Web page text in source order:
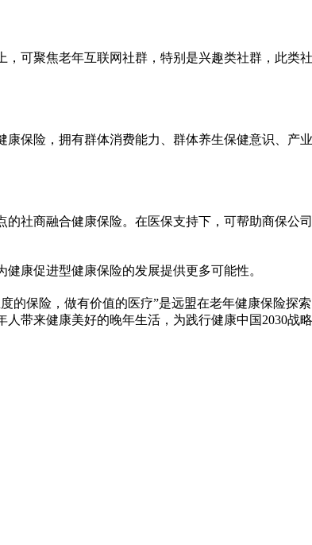
可聚焦老年互联网社群，特别是兴趣类社群，此类
保险，拥有群体消费能力、群体养生保健意识、产
社商融合健康保险。在医保支持下，可帮助商保公
健康促进型健康保险的发展提供更多可能性。
保险，做有价值的医疗”是远盟在老年健康保险探
带来健康美好的晚年生活，为践行健康中国2030战略